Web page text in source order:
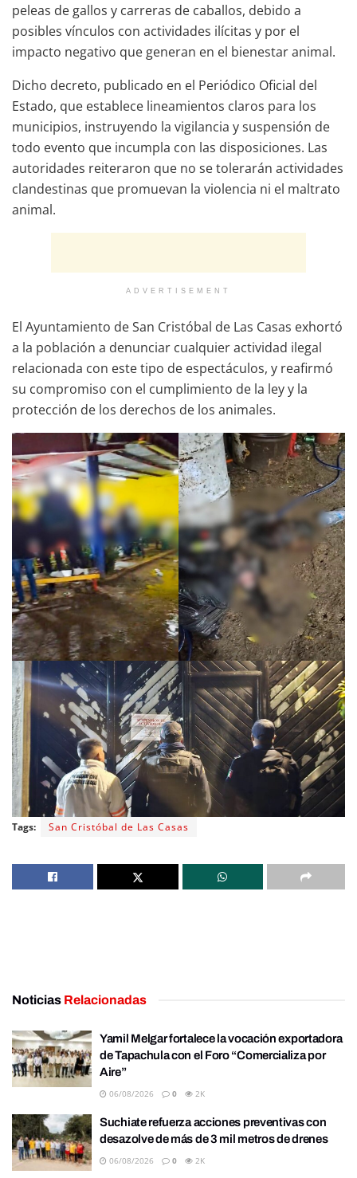
peleas de gallos y carreras de caballos, debido a
posibles vínculos con actividades ilícitas y por el
impacto negativo que generan en el bienestar animal.
Dicho decreto, publicado en el Periódico Oficial del
Estado, que establece lineamientos claros para los
municipios, instruyendo la vigilancia y suspensión de
todo evento que incumpla con las disposiciones. Las
autoridades reiteraron que no se tolerarán actividades
clandestinas que promuevan la violencia ni el maltrato
animal.
ADVERTISEMENT
El Ayuntamiento de San Cristóbal de Las Casas exhortó
a la población a denunciar cualquier actividad ilegal
relacionada con este tipo de espectáculos, y reafirmó
su compromiso con el cumplimiento de la ley y la
protección de los derechos de los animales.
Tags: San Cristóbal de Las Casas
Noticias Relacionadas
Yamil Melgar fortalece la vocación exportadora
de Tapachula con el Foro “Comercializa por
Aire”
06/08/2026 0 2K
Suchiate refuerza acciones preventivas con
desazolve de más de 3 mil metros de drenes
06/08/2026 0 2K